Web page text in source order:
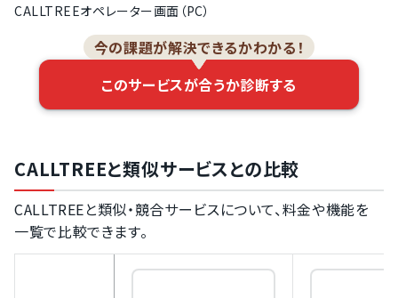
CALLTREEオペレーター画面（PC）
今の課題が解決できるかわかる！
このサービスが合うか診断する
CALLTREEと類似サービスとの比較
CALLTREEと類似・競合サービスについて、料金や機能を
一覧で比較できます。